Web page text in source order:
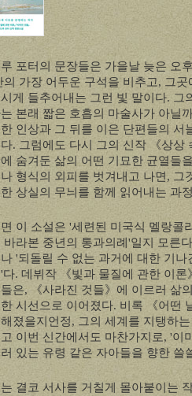
포터의 문장들은 가을날 늦은 오
의 가장 어두운 구석을 비추고, 그곳
게 들추어내는 그런 빛 말이다. 그
본래 짧은 호흡의 마술사가 아닐
인상과 그 뒤를 이은 단편들의 서
.그럼에도 다시 그의 신작 《상상
숨겨둔 삶의 어떤 기묘한 균열들
형식의 외피를 벗겨내고 나면, 그
상실의 무늬를 함께 읽어내는 과
이 소설은 '세련된 미국식 멜랑콜
바라본 중년의 통과의례 '일지 모른다
'되돌릴 수 없는 과거에 대한 기
'다. 데뷔작 《빛과 물질에 관한 이론》
은, 《사라진 것들》 에 이르러 삶
시선으로 이어졌다. 비록 《어떤
졌을지언정, 그의 세계를 지탱하
이번 신간에서도 마찬가지로, '이
있는 유령 같은 자아들을 향한 쓸
결코 서사를 거칠게 몰아붙이는